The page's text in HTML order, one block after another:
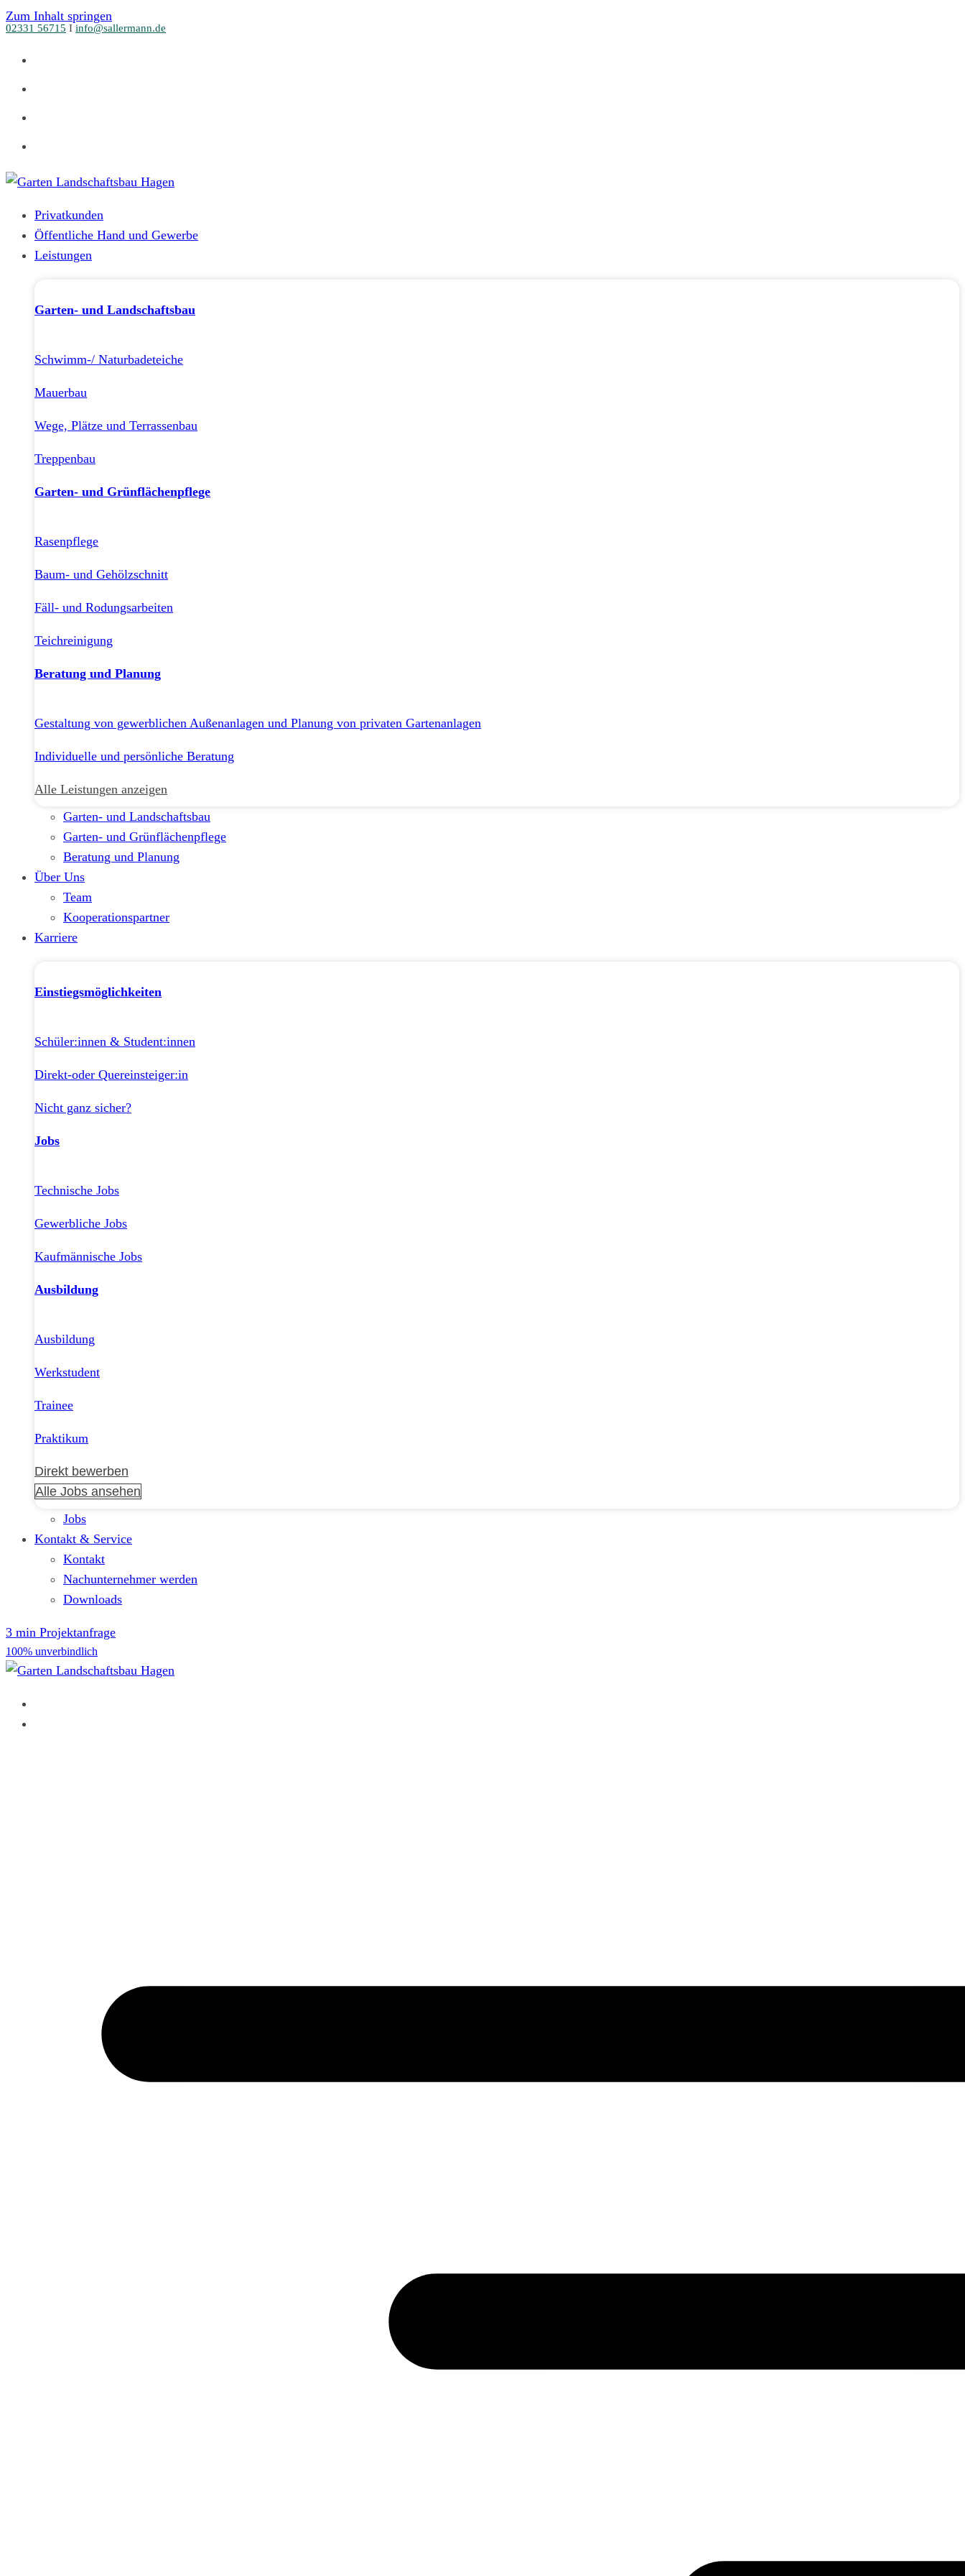
Zum Inhalt springen
02331 56715 I info@sallermann.de
Privatkunden
Öffentliche Hand und Gewerbe
Leistungen
Garten- und Landschaftsbau
Schwimm-/ Naturbadeteiche
Mauerbau
Wege, Plätze und Terrassenbau
Treppenbau
Garten- und Grünflächenpflege
Rasenpflege
Baum- und Gehölzschnitt
Fäll- und Rodungsarbeiten
Teichreinigung
Beratung und Planung
Gestaltung von gewerblichen Außenanlagen und Planung von privaten Gartenanlagen
Individuelle und persönliche Beratung
Alle Leistungen anzeigen
Garten- und Landschaftsbau
Garten- und Grünflächenpflege
Beratung und Planung
Über Uns
Team
Kooperationspartner
Karriere
Einstiegsmöglichkeiten
Schüler:innen & Student:innen
Direkt-oder Quereinsteiger:in
Nicht ganz sicher?
Jobs
Technische Jobs
Gewerbliche Jobs
Kaufmännische Jobs
Ausbildung
Ausbildung
Werkstudent
Trainee
Praktikum
Direkt bewerben
Alle Jobs ansehen
Jobs
Kontakt & Service
Kontakt
Nachunternehmer werden
Downloads
3 min Projektanfrage
100% unverbindlich